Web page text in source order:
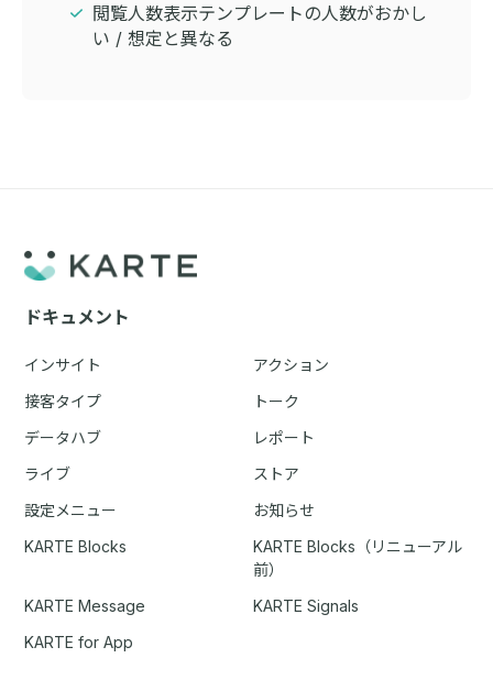
閲覧人数表示テンプレートの人数がおかし
い / 想定と異なる
ドキュメント
インサイト
アクション
接客タイプ
トーク
データハブ
レポート
ライブ
ストア
設定メニュー
お知らせ
KARTE Blocks
KARTE Blocks（リニューアル
前）
KARTE Message
KARTE Signals
KARTE for App